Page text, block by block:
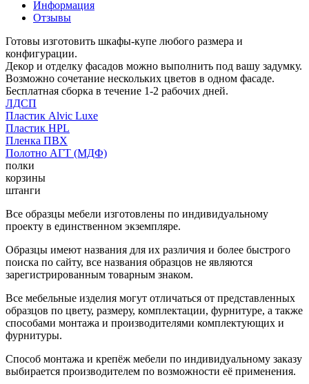
Информация
Отзывы
Готовы изготовить шкафы-купе любого размера и
конфигурации.
Декор и отделку фасадов можно выполнить под вашу задумку.
Возможно сочетание нескольких цветов в одном фасаде.
Бесплатная сборка в течение 1-2 рабочих дней.
ЛДСП
Пластик Alvic Luxe
Пластик HPL
Пленка ПВХ
Полотно АГТ (МДФ)
полки
корзины
штанги
Все образцы мебели изготовлены по индивидуальному
проекту в единственном экземпляре.
Образцы имеют названия для их различия и более быстрого
поиска по сайту, все названия образцов не являются
зарегистрированным товарным знаком.
Все мебельные изделия могут отличаться от представленных
образцов по цвету, размеру, комплектации, фурнитуре, а также
способами монтажа и производителями комплектующих и
фурнитуры.
Способ монтажа и крепёж мебели по индивидуальному заказу
выбирается производителем по возможности её применения.